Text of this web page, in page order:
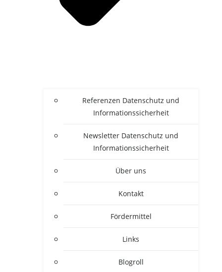
Refe­ren­zen Daten­schutz und
Informationssicherheit
News­let­ter Daten­schutz und
Informationssicherheit
Über uns
Kon­takt
För­der­mit­tel
Links
Blogroll